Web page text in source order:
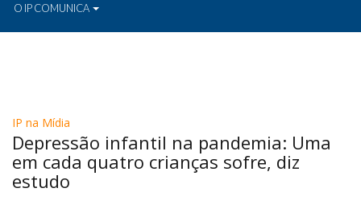
O IP COMUNICA
IP na Mídia
Depressão infantil na pandemia: Uma
em cada quatro crianças sofre, diz
estudo